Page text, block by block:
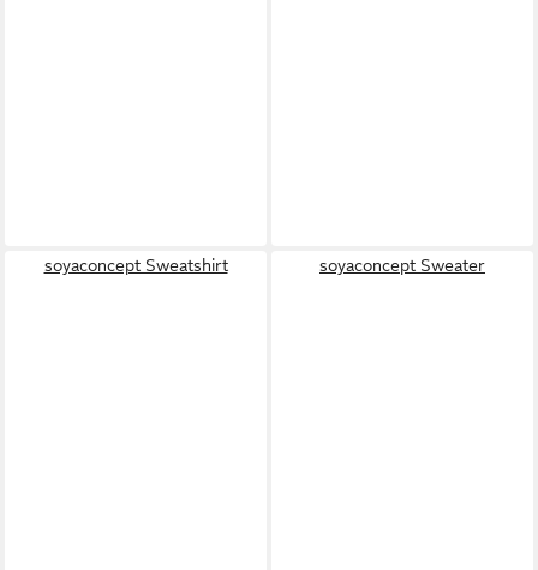
soyaconcept Sweatshirt soyaconcept Sweater